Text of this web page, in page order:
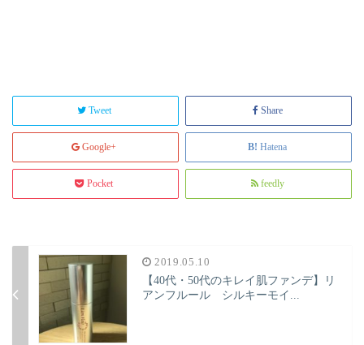
Tweet Share
Google+ Hatena
Pocket feedly
2019.05.10
【40代・50代のキレイ肌ファンデ】リ
アンフルール シルキーモイ...